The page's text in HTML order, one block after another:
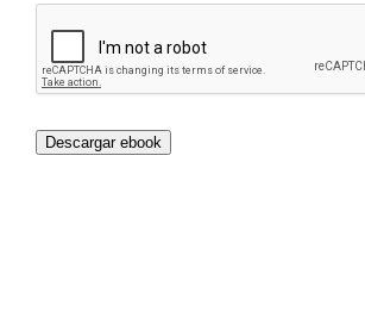
Descargar ebook